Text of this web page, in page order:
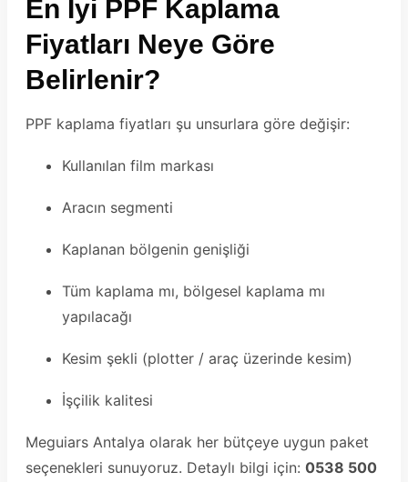
En İyi PPF Kaplama
Fiyatları Neye Göre
Belirlenir?
PPF kaplama fiyatları şu unsurlara göre değişir:
Kullanılan film markası
Aracın segmenti
Kaplanan bölgenin genişliği
Tüm kaplama mı, bölgesel kaplama mı
yapılacağı
Kesim şekli (plotter / araç üzerinde kesim)
İşçilik kalitesi
Meguiars Antalya olarak her bütçeye uygun paket
seçenekleri sunuyoruz. Detaylı bilgi için: 0538 500